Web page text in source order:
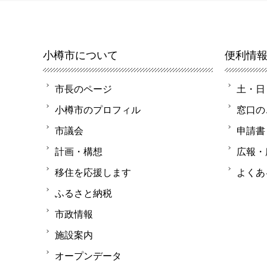
小樽市について
市長のページ
小樽市のプロフィル
市議会
計画・構想
移住を応援します
ふるさと納税
市政情報
施設案内
オープンデータ
便利情
土・
窓口
申請
広報
よく